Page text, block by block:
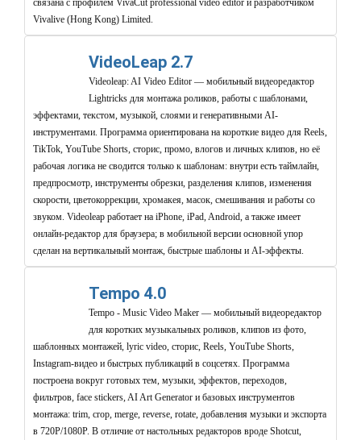
связана с профилем VivaCut professional video editor и разработчиком
Vivalive (Hong Kong) Limited.
VideoLeap 2.7
Videoleap: AI Video Editor — мобильный видеоредактор
Lightricks для монтажа роликов, работы с шаблонами,
эффектами, текстом, музыкой, слоями и генеративными AI-
инструментами. Программа ориентирована на короткие видео для Reels,
TikTok, YouTube Shorts, сторис, промо, влогов и личных клипов, но её
рабочая логика не сводится только к шаблонам: внутри есть таймлайн,
предпросмотр, инструменты обрезки, разделения клипов, изменения
скорости, цветокоррекции, хромакея, масок, смешивания и работы со
звуком. Videoleap работает на iPhone, iPad, Android, а также имеет
онлайн-редактор для браузера; в мобильной версии основной упор
сделан на вертикальный монтаж, быстрые шаблоны и AI-эффекты.
Tempo 4.0
Tempo - Music Video Maker — мобильный видеоредактор
для коротких музыкальных роликов, клипов из фото,
шаблонных монтажей, lyric video, сторис, Reels, YouTube Shorts,
Instagram-видео и быстрых публикаций в соцсетях. Программа
построена вокруг готовых тем, музыки, эффектов, переходов,
фильтров, face stickers, AI Art Generator и базовых инструментов
монтажа: trim, crop, merge, reverse, rotate, добавления музыки и экспорта
в 720P/1080P. В отличие от настольных редакторов вроде Shotcut,